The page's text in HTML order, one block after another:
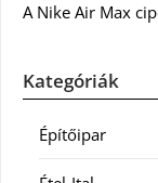
A Nike Air Max
Kategóriák
Építőipar